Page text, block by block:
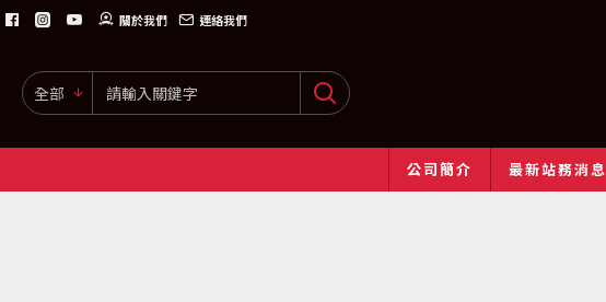
關於我們 連絡我們
全部
公司簡介 最新站務消息